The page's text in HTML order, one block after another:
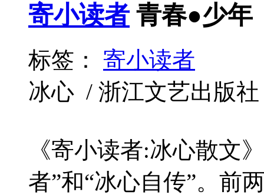
寄小读者 青春●少年
标签： 寄小读者
冰心 / 浙江文艺出版
《寄小读者:冰心散文
者”和“冰心自传”。前